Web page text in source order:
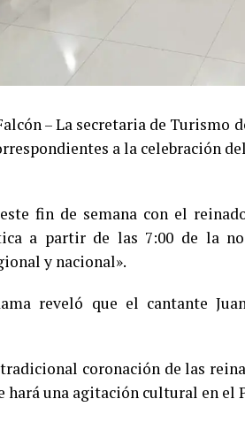
– La secretaria de
a la celebración
fin de semana con el
a partir de las 7:00 de la
y nacional».
reveló que el cantante
coronación de las
hará una agitación cultural en el